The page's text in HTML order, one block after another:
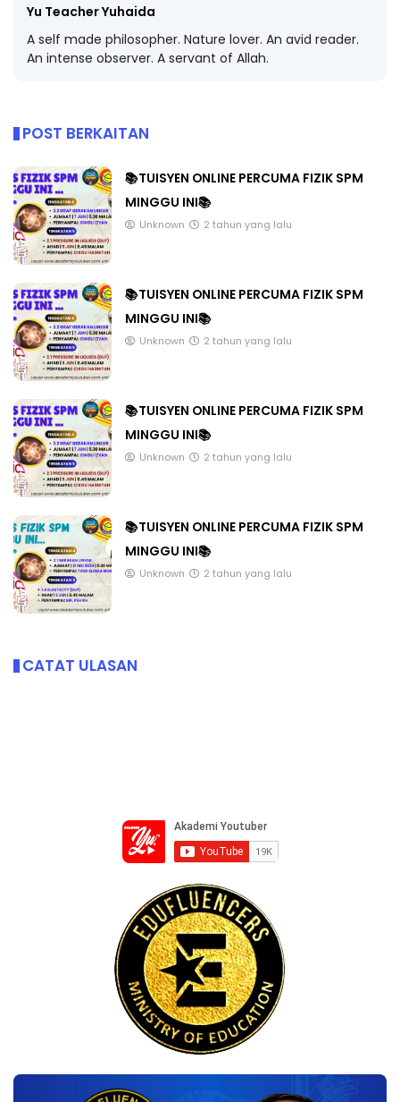
Yu Teacher Yuhaida
A self made philosopher. Nature lover. An avid reader.
An intense observer. A servant of Allah.
POST BERKAITAN
📚TUISYEN ONLINE PERCUMA FIZIK SPM
MINGGU INI📚
Unknown 2 tahun yang lalu
📚TUISYEN ONLINE PERCUMA FIZIK SPM
MINGGU INI📚
Unknown 2 tahun yang lalu
📚TUISYEN ONLINE PERCUMA FIZIK SPM
MINGGU INI📚
Unknown 2 tahun yang lalu
📚TUISYEN ONLINE PERCUMA FIZIK SPM
MINGGU INI📚
Unknown 2 tahun yang lalu
CATAT ULASAN